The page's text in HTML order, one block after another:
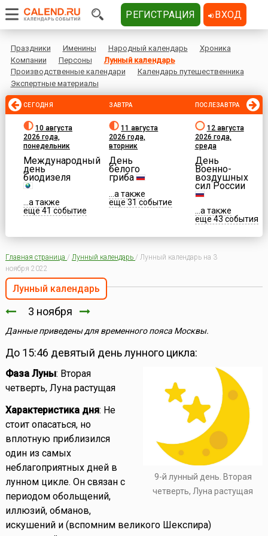
Праздники Именины Народный календарь
Хроника
Компании
Персоны
Лунный календарь
Производственные календари
Календарь путешественника
Экспертные материалы
СЕГОДНЯ
10 августа
2026 года,
понедельник
Международный
день
биодизеля
...а также
еще 41 событие
ЗАВТРА
11 августа
2026 года,
вторник
День
белого
гриба
...а также
еще 31 событие
ПОСЛЕЗАВТРА
12 августа
2026 года,
среда
День
Военно-
воздушных
сил России
...а также
еще 43 события
Главная страница / Лунный календарь / Лунный календарь на 3
ноября 2022
Лунный календарь
3 ноября
Данные приведены для временного пояса Москвы.
До 15:46 девятый день лунного цикла:
9-й лунный день. Вторая
четверть, Луна растущая
Фаза Луны: Вторая
четверть, Луна растущая
Характеристика дня: Не
стоит опасаться, но
вплотную приблизился
один из самых
неблагоприятных дней в
лунном цикле. Он связан с
периодом обольщений,
иллюзий, обманов,
искушений и (вспомним великого Шекспира)
РЕГИСТРАЦИЯ ВХОД